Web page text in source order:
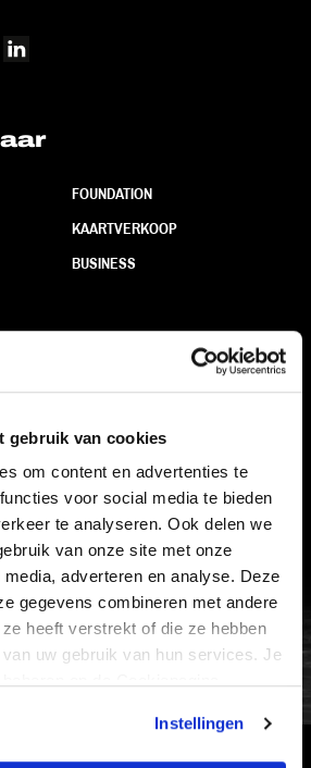
gebruik van cookies
om content en advertenties te
voor social media te bieden
te analyseren. Ook delen we
van onze site met onze
adverteren en analyse. Deze
gegevens combineren met andere
heeft verstrekt of die ze hebben
uw gebruik van hun services. Je
Instellingen
FOUNDATION
KAARTVERKOOP
BUSINESS